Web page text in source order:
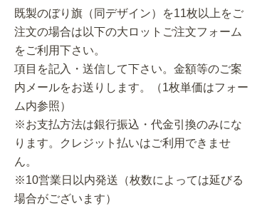
既製のぼり旗（同デザイン）を11枚以上をご
注文の場合は以下の大ロットご注文フォーム
をご利用下さい。
項目を記入・送信して下さい。金額等のご案
内メールをお送りします。（1枚単価はフォー
ム内参照）
※お支払方法は銀行振込・代金引換のみにな
ります。クレジット払いはご利用できませ
ん。
※10営業日以内発送（枚数によっては延びる
場合がございます）